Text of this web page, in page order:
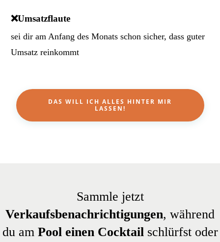
❌Umsatzflaute
sei dir am Anfang des Monats schon sicher, dass guter
Umsatz reinkommt
DAS WILL ICH ALLES HINTER MIR
LASSEN!
Sammle jetzt
Verkaufsbenachrichtigungen, während
du am Pool einen Cocktailschlürfst oder